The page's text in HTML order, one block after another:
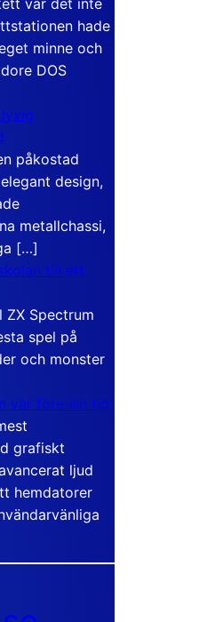
hade
minne och
DOS
påkostad
design,
metallchassi,
[…]
till ett
ZX Spectrum
spel på
och monster
var före sin tid
grafiskt
ljud
hemdatorer